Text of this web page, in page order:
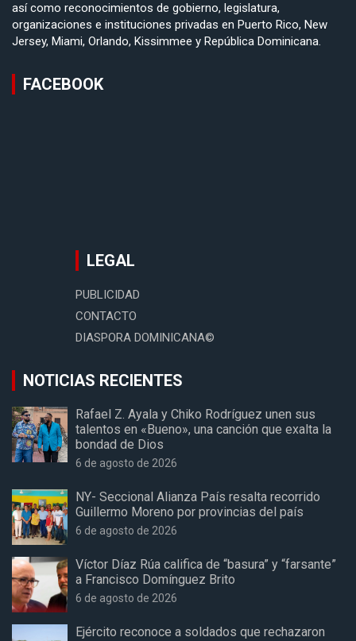
así como reconocimientos de gobierno, legislatura,
organizaciones e instituciones privadas en Puerto Rico, New
Jersey, Miami, Orlando, Kissimmee y República Dominicana.
FACEBOOK
LEGAL
PUBLICIDAD
CONTACTO
DIASPORA DOMINICANA©
NOTICIAS RECIENTES
Rafael Z. Ayala y Chiko Rodríguez unen sus
talentos en «Bueno», una canción que exalta la
bondad de Dios
6 de agosto de 2026
NY- Seccional Alianza País resalta recorrido
Guillermo Moreno por provincias del país
6 de agosto de 2026
Víctor Díaz Rúa califica de “basura” y “farsante”
a Francisco Domínguez Brito
6 de agosto de 2026
Ejército reconoce a soldados que rechazaron